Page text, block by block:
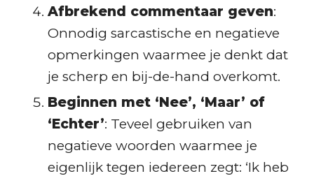
Afbrekend commentaar geven:
Onnodig sarcastische en negatieve
opmerkingen waarmee je denkt dat
je scherp en bij-de-hand overkomt.
Beginnen met ‘Nee’, ‘Maar’ of
‘Echter’: Teveel gebruiken van
negatieve woorden waarmee je
eigenlijk tegen iedereen zegt: ‘Ik heb